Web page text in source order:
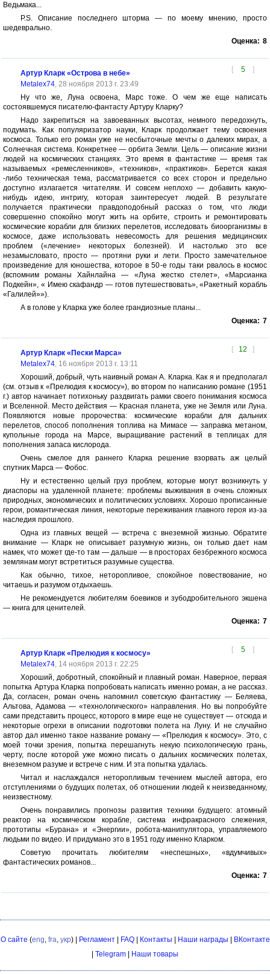
Ведьмака...
P.S. Описание последнего шторма — по моему мнению, просто
шедеврально.
Оценка: 8
[ 5 ]
Артур Кларк «Острова в небе»
Metalex74, 28 ноября 2013 г. 23:49
Ну что же, Луна освоена, Марс тоже. О чем же еще написать
состоявшемуся писателю-фантасту Артуру Кларку?
Надо закрепиться на завоеванных высотах, немного передохнуть,
подумать. Как популяризатор науки, Кларк продолжает тему освоения
космоса. Только его роман уже не несбыточные мечты о далеких мирах, а
Солнечная система. Конкретнее — орбита Земли. Цель — описание жизни
людей на космических станциях. Это время в фантастике — время так
называемых «ремесленников», «техников», «практиков». Берется какая
-либо техническая тема, рассматривается со всех сторон и предельно
доступно излагается читателям. И совсем неплохо — добавить какую-
нибудь идею, интригу, которая заинтересует людей. В результате
получается практически правдоподобный рассказ о том, что люди
совершенно спокойно могут жить на орбите, строить и ремонтировать
космические корабли для близких перелетов, исследовать биоорганизмы в
космосе, даже использовать невесомость для решения медицинских
проблем («лечение» некоторых болезней). И настолько это все
незамысловато, просто — протяни руки и лети. Просто замечательное
произведение для юношества, которое в 50-е годы таки рвалось в космос
(вспомним романы Хайнлайна — «Луна жестко стелет», «Марсианка
Подкейн», « Имею скафандр — готов путешествовать», «Ракетный корабль
«Галилей»»).
А в голове у Кларка уже более грандиозные планы...
Оценка: 7
[ 12 ]
Артур Кларк «Пески Марса»
Metalex74, 16 ноября 2013 г. 13:11
Хороший, добрый, чуть наивный роман А. Кларка. Как я и предполагал
(см. отзыв к «Прелюдия к космосу»), во втором по написанию романе (1951
г.) автор начинает потихоньку раздвигать рамки своего понимания космоса
и Вселенной. Место действия — Красная планета, уже не Земля или Луна.
Появляются новые пророчества: космические корабли для дальних
перелетов, способ пополнения топлива на Мимасе — заправка метаном,
купольные города на Марсе, выращивание растений в теплицах для
пополнения запаса кислорода.
Очень смелое для раннего Кларка решение взорвать аж целый
спутник Марса — Фобос.
Ну и естественно целый груз проблем, которые могут возникнуть у
диаспоры на удаленной планете: проблемы выживания в очень сложных
природных, экономических и политических условиях. Хорошо прописанные
герои, романтическая линия, некоторые переживания главного героя из-за
наследия прошлого.
Одна из главных вещей — встреча с внеземной жизнью. Обратите
внимание — Кларк не описывает разумную жизнь, он только дает нам
намек, что может где-то там — дальше — в просторах безбрежного космоса
землянам могут встретиться разумные существа.
Как обычно, тихое, неторопливое, спокойное повествование, но
читаешь и разумом отдыхаешь.
Не рекомендуется любителям боевиков и зубодробительного экшена
— книга для ценителей.
Оценка: 7
[ 5 ]
Артур Кларк «Прелюдия к космосу»
Metalex74, 14 ноября 2013 г. 22:25
Хороший, добротный, спокойный и плавный роман. Наверное, первая
попытка Артура Кларка попробовать написать именно роман, а не рассказ.
Да, согласен, роман очень напомнил советскую фантастику — Беляева,
Альтова, Адамова — «технологического» направления. Но вы попробуйте
сами представить процесс, которого в мире еще не существует — отсюда и
некоторые огрехи в описании подготовки полета на Луну. И не случайно
автор дал именно такое название роману — «Прелюдия к космосу». Это, с
моей точки зрения, попытка перешагнуть некую психологическую грань,
черту, после которой уже можно писать о дальних космических полетах,
внеземном разуме и встрече с ним. И эта попытка удалась.
Читал и наслаждался неторопливым течением мыслей автора, его
отступлениями о будущих полетах, об отношении людей к неизведанному,
неизвестному.
Очень понравились прогнозы развития техники будущего: атомный
реактор на космическом корабле, система инфракрасного слежения,
прототипы «Бурана» и «Энергии», робота-манипулятора, управляемого
людьми по видео. И придумано это в 1951 году именно Кларком.
Советую прочитать любителям «неспешных», «вдумчивых»
фантастических романов...
Оценка: 7
О сайте (eng, fra, укр) | Регламент| FAQ| Контакты Наши награды
ВКонтакте
Telegram Наши товары